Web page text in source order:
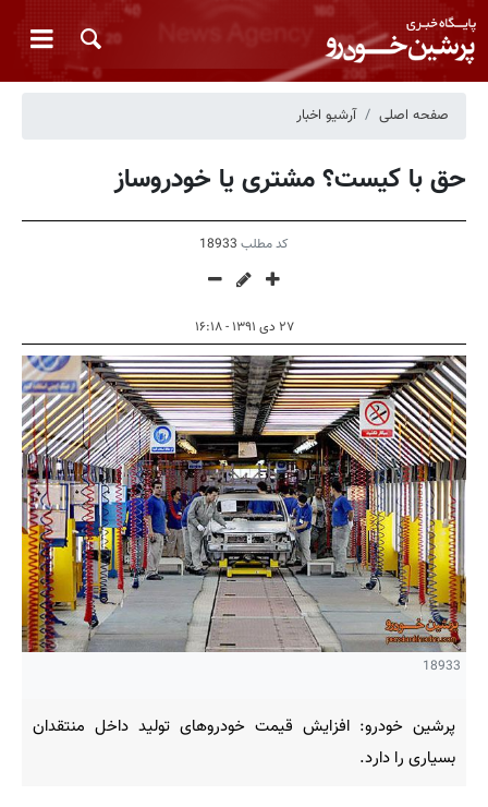
صفحه اصلی آرشیو اخبار
حق با کیست؟ مشتری یا خودروساز
کد مطلب 18933
۲۷ دی ۱۳۹۱ - ۱۶:۱۸
18933
پرشین خودرو: افزایش قیمت خودروهای تولید داخل منتقدان
بسیاری را دارد.